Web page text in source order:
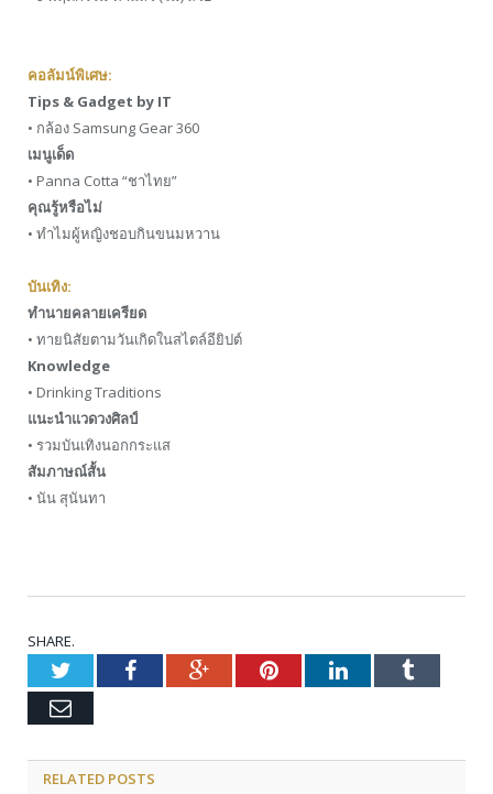
คอลัมน์พิเศษ:
Tips & Gadget by IT
• กล้อง Samsung Gear 360
เมนูเด็ด
• Panna Cotta “ชาไทย”
คุณรู้หรือไม่
• ทำไมผู้หญิงชอบกินขนมหวาน
บันเทิง:
ทำนายคลายเครียด
• ทายนิสัยตามวันเกิดในสไตล์อียิปต์
Knowledge
• Drinking Traditions
แนะนำแวดวงศิลป์
• รวมบันเทิงนอกกระแส
สัมภาษณ์สั้น
• นัน สุนันทา
SHARE.
TwitterFacebookGoogle+PinterestLinkedInTumblr
Email
RELATED POSTS